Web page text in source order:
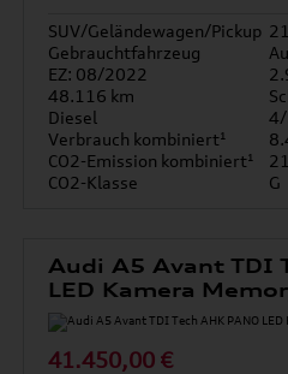
SUV/Geländewagen/Pickup
Gebrauchtfahrzeug
EZ: 08/2022
48.116 km
Diesel
4/
Verbrauch kombiniert¹
CO2-Emission kombiniert¹
CO2-Klasse
G
Audi A5 Avant TDI
LED Kamera
41.450,00 €